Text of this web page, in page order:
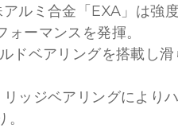
ルミ合金「EXA」は強
ーマンスを発揮。
ドベアリングを搭載し
ッジベアリングにより